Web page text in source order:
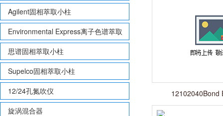
Agilent固相萃取小柱
Environmental Express离子色谱萃取
柱
思谱固相萃取小柱
Supelco固相萃取小柱
12/24孔氮吹仪
旋涡混合器
12102040Bond